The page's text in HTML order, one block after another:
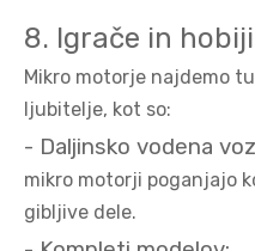
8. Igrače in hobiji
Mikro motorje najdemo
ljubitelje, kot so:
- Daljinsko vodena
mikro motorji poganjajo
gibljive dele.